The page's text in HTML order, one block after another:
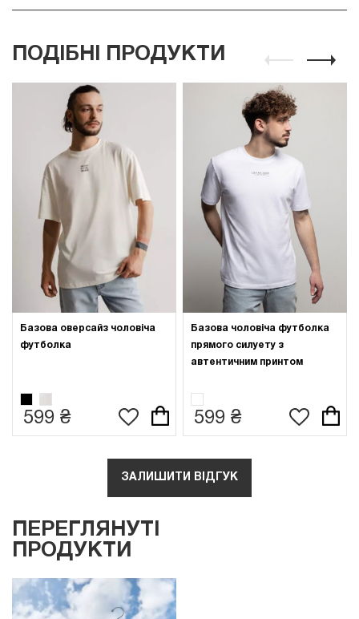
ПОДІБНІ ПРОДУКТИ
Базова оверсайз чоловіча
футболка
599 ₴
Базова чоловіча футболка
прямого силуету з
автентичним принтом
599 ₴
ЗАЛИШИТИ ВІДГУК
ПЕРЕГЛЯНУТІ
ПРОДУКТИ